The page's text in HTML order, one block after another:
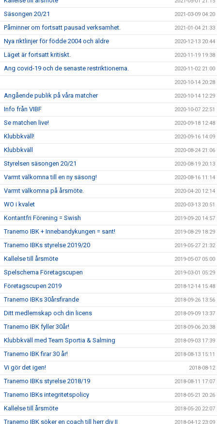
Säsongen 20/21 2021-03-09 04:20
Påminner om fortsatt pausad verksamhet. 2021-01-04 21:33
Nya riktlinjer för födde 2004 och äldre 2020-12-13 20:44
Läget är fortsatt kritiskt. 2020-11-19 19:38
Ang covid-19 och de senaste restriktionerna. 2020-11-02 21:00
2020-10-14 20:28
Angående publik på våra matcher 2020-10-14 12:29
Info från VIBF 2020-10-07 22:51
Se matchen live! 2020-09-18 12:48
Klubbkväll! 2020-09-16 14:09
Klubbkväll 2020-08-24 21:06
Styrelsen säsongen 20/21 2020-08-19 20:13
Varmt välkomna till en ny säsong! 2020-08-16 11:14
Varmt välkomna på årsmöte. 2020-04-20 12:14
WO i kvalet 2020-03-13 20:51
Kontantfri Förening = Swish 2019-09-20 14:57
Tranemo IBK + Innebandykungen = sant! 2019-08-29 18:29
Tranemo IBKs styrelse 2019/20 2019-05-27 21:32
Kallelse till årsmöte 2019-05-07 05:00
Spelschema Företagscupen 2019-03-01 05:29
Företagscupen 2019 2018-12-14 15:48
Tranemo IBKs 30årsfirande 2018-09-26 13:56
Ditt medlemskap och din licens 2018-09-09 13:37
Tranemo IBK fyller 30år! 2018-09-06 20:38
Klubbkväll med Team Sportia & Salming 2018-09-03 17:39
Tranemo IBK firar 30 år! 2018-08-13 15:11
Vi gör det igen! 2018-08-12
Tranemo IBKs styrelse 2018/19 2018-08-11 17:07
Tranemo IBKs integritetspolicy 2018-05-21 20:26
Kallelse till årsmöte 2018-05-20 22:07
Tranemo IBK söker en coach till herr div II 2018-04-12 23:09